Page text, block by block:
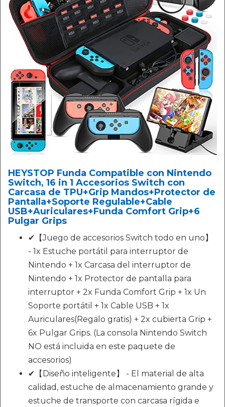
HEYSTOP Funda Compatible con Nintendo
Switch, 16 in 1 Accesorios Switch con
Carcasa de TPU+Grip Mandos+Protector de
Pantalla+Soporte Regulable+Cable
USB+Auriculares+Funda Comfort Grip+6
Pulgar Grips
✔【Juego de accesorios Switch todo en uno】
- 1x Estuche portátil para interruptor de
Nintendo + 1x Carcasa del interruptor de
Nintendo + 1x Protector de pantalla para
interruptor + 2x Funda Comfort Grip + 1x Un
Soporte portátil + 1x Cable USB + 1x
Auriculares(Regalo gratis) + 2x cubierta Grip +
6x Pulgar Grips. (La consola Nintendo Switch
NO está incluida en este paquete de
accesorios)
✔【Diseño inteligente】 - El material de alta
calidad, estuche de almacenamiento grande y
estuche de transporte con carcasa rígida e